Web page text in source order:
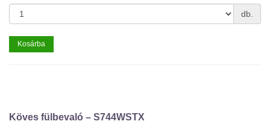
db.
Kosárba
Köves fülbevaló – S744WSTX